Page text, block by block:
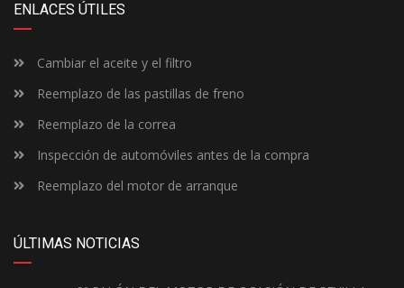
ENLACES ÚTILES
Cambiar el aceite y el filtro
Reemplazo de las pastillas de freno
Reemplazo de la correa
Inspección de automóviles antes de la compra
Reemplazo del motor de arranque
ÚLTIMAS NOTICIAS